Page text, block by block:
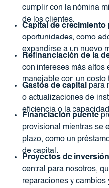
cumplir con la nómina
de los clientes.
Capital de crecimiento
oportunidades, como
expandirse a un nuevo
Refinanciación de la
con intereses más altos
manejable con un costo
Gastos de capital para
o actualizaciones de
eficiencia o la
Financiación puente
provisional mientras se
plazo, como un
de capital.
Proyectos de
central para nosotros,
reparaciones y cambios